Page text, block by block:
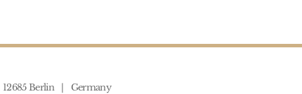
Berlin | Germany